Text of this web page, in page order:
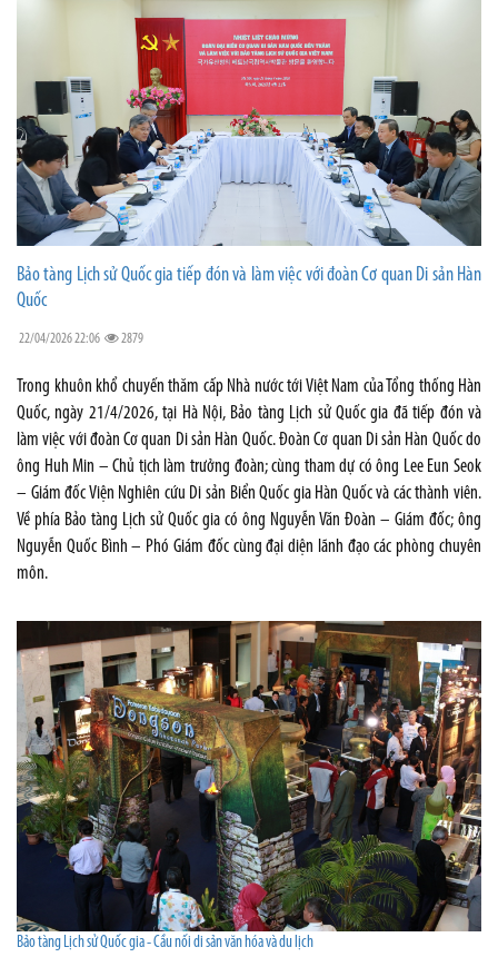
Bảo tàng Lịch sử Quốc gia tiếp đón và làm việc với đoàn Cơ quan Di sản Hàn
Quốc
22/04/2026 22:06 2879
Trong khuôn khổ chuyến thăm cấp Nhà nước tới Việt Nam của Tổng thống Hàn
Quốc, ngày 21/4/2026, tại Hà Nội, Bảo tàng Lịch sử Quốc gia đã tiếp đón và
làm việc với đoàn Cơ quan Di sản Hàn Quốc. Đoàn Cơ quan Di sản Hàn Quốc do
ông Huh Min – Chủ tịch làm trưởng đoàn; cùng tham dự có ông Lee Eun Seok
– Giám đốc Viện Nghiên cứu Di sản Biển Quốc gia Hàn Quốc và các thành viên.
Về phía Bảo tàng Lịch sử Quốc gia có ông Nguyễn Văn Đoàn – Giám đốc; ông
Nguyễn Quốc Bình – Phó Giám đốc cùng đại diện lãnh đạo các phòng chuyên
môn.
Bảo tàng Lịch sử Quốc gia - Cầu nối di sản văn hóa và du lịch